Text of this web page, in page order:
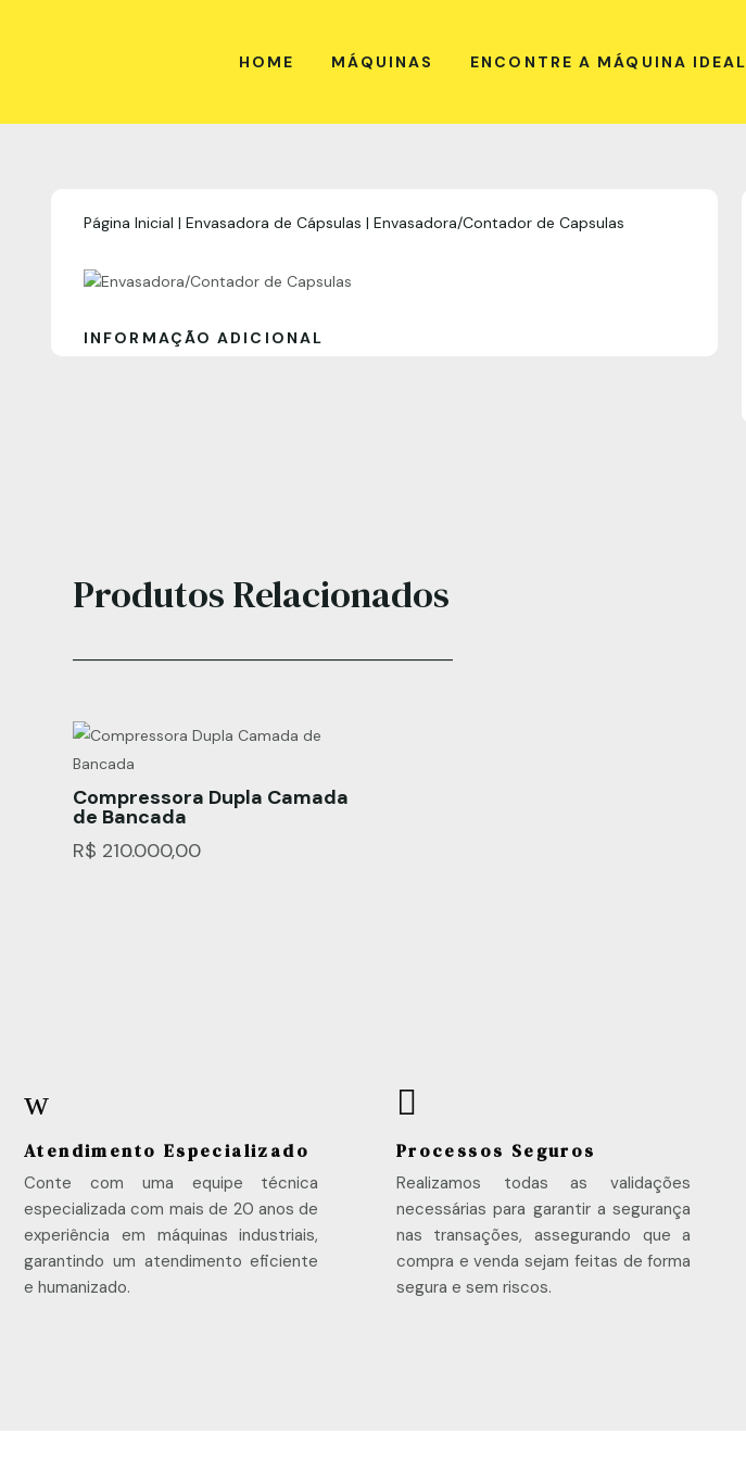
HOME MÁQUINAS ENCONTRE A MÁQUINA IDEAL
Página Inicial | Envasadora de Cápsulas | Envasadora/Contador de Capsulas
INFORMAÇÃO ADICIONAL
Produtos Relacionados
Compressora Dupla Camada
de Bancada
R$ 210.000,00
w
Atendimento Especializado
Conte com uma equipe técnica
especializada com mais de 20 anos de
experiência em máquinas industriais,
garantindo um atendimento eficiente
e humanizado.

Processos Seguros
Realizamos todas as validações
necessárias para garantir a segurança
nas transações, assegurando que a
compra e venda sejam feitas de forma
segura e sem riscos.